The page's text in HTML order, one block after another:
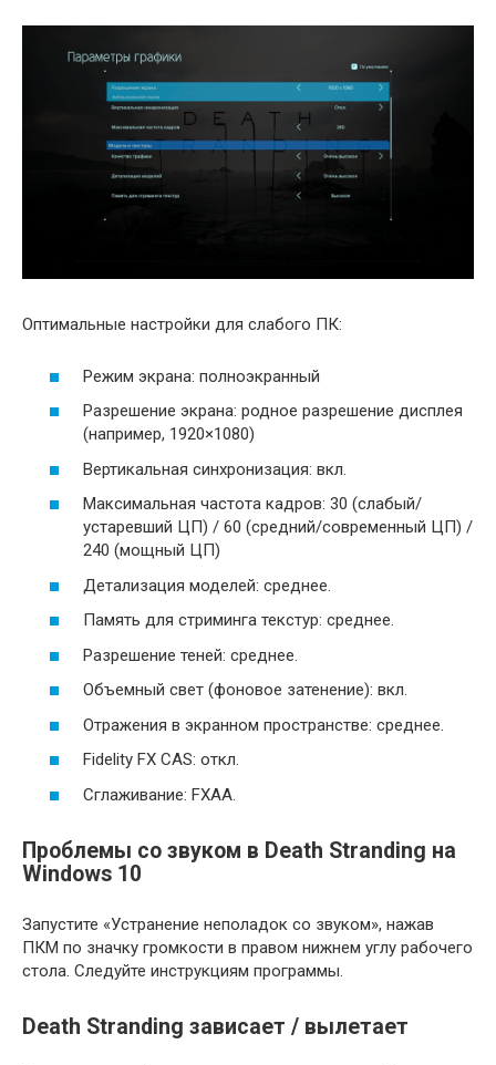
Оптимальные настройки для слабого ПК:
Режим экрана: полноэкранный
Разрешение экрана: родное разрешение дисплея
(например, 1920×1080)
Вертикальная синхронизация: вкл.
Максимальная частота кадров: 30 (слабый/
устаревший ЦП) / 60 (средний/современный ЦП) /
240 (мощный ЦП)
Детализация моделей: среднее.
Память для стриминга текстур: среднее.
Разрешение теней: среднее.
Объемный свет (фоновое затенение): вкл.
Отражения в экранном пространстве: среднее.
Fidelity FX CAS: откл.
Сглаживание: FXAA.
Проблемы со звуком в Death Stranding на
Windows 10
Запустите «Устранение неполадок со звуком», нажав
ПКМ по значку громкости в правом нижнем углу рабочего
стола. Следуйте инструкциям программы.
Death Stranding зависает / вылетает